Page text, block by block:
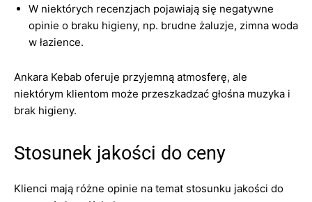
W niektórych recenzjach pojawiają się negatywne
opinie o braku higieny, np. brudne żaluzje, zimna woda
w łazience.
Ankara Kebab oferuje przyjemną atmosferę, ale
niektórym klientom może przeszkadzać głośna muzyka i
brak higieny.
Stosunek jakości do ceny
Klienci mają różne opinie na temat stosunku jakości do